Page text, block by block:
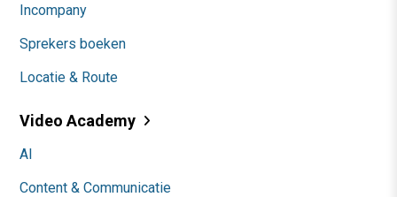
Incompany
Sprekers boeken
Locatie & Route
Video Academy
AI
Content & Communicatie